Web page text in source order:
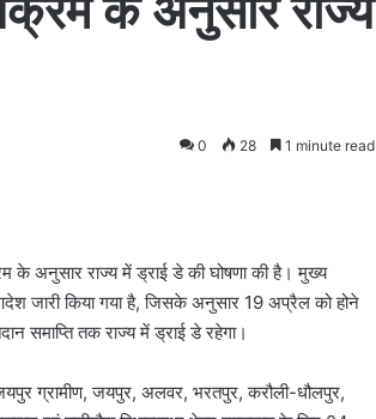
0 28 1 minute read
के अनुसार राज्य में ड्राई डे की घोषणा की है। मुख्य
जारी किया गया है, जिसके अनुसार 19 अप्रैल को होने
तक राज्य में ड्राई डे रहेगा।
ग्रामीण, जयपुर, अलवर, भरतपुर, करौली-धौलपुर,